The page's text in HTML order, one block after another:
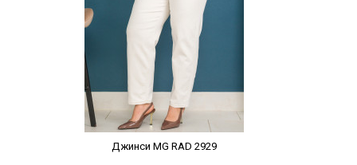
Джинси MG RAD 2929